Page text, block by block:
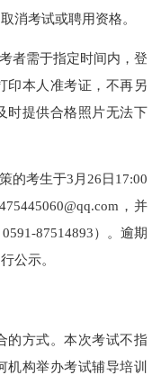
消考试或聘用资格。
需于指定时间内，登
印本人准考证，不再另
时提供合格照片无法下
考生于3月26日17:00
，并
87514893）。逾期
公示。
方式。本次考试不指
机构举办考试辅导培训